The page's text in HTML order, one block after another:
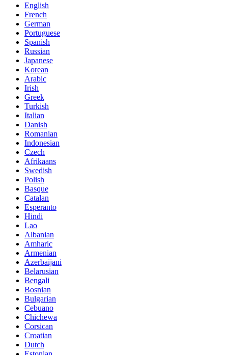
English
French
German
Portuguese
Spanish
Russian
Japanese
Korean
Arabic
Irish
Greek
Turkish
Italian
Danish
Romanian
Indonesian
Czech
Afrikaans
Swedish
Polish
Basque
Catalan
Esperanto
Hindi
Lao
Albanian
Amharic
Armenian
Azerbaijani
Belarusian
Bengali
Bosnian
Bulgarian
Cebuano
Chichewa
Corsican
Croatian
Dutch